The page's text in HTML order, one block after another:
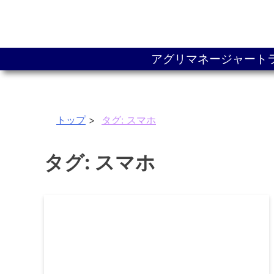
アグリマネージャート
トップ タグ: スマホ
タグ: スマホ